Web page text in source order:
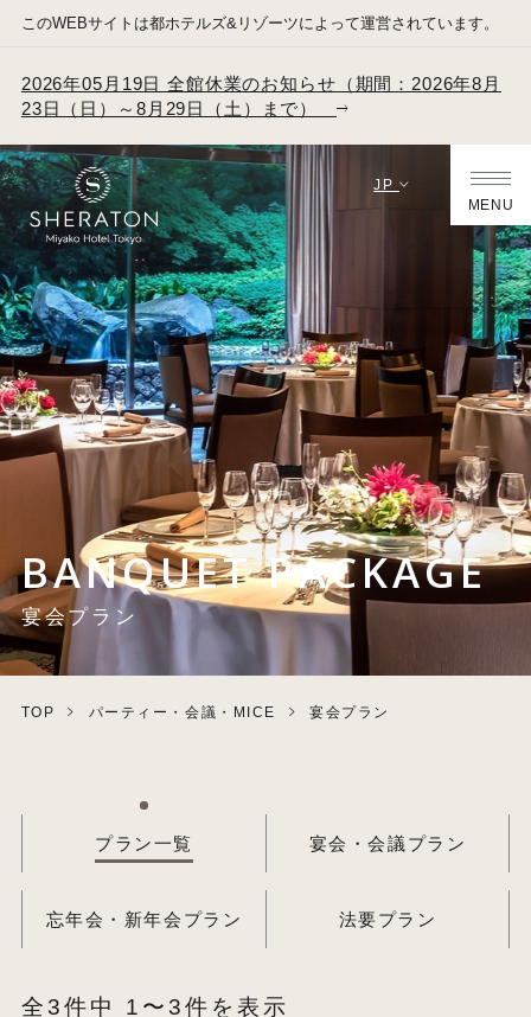
JP
MENU
BANQUET PACKAGE
宴会プラン
このWEBサイトは都ホテルズ&リゾーツによって運営されています。
2026年05月19日 全館休業のお知らせ（期間：2026年8月
23日（日）～8月29日（土）まで）
TOP パーティー・会議・MICE 宴会プラン
プラン一覧 宴会・会議プラン
忘年会・新年会プラン 法要プラン
全3件中 1〜3件を表示